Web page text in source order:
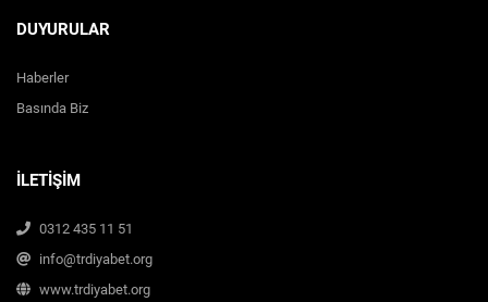
DUYURULAR
Haberler
Basında Biz
İLETİŞİM
0312 435 11 51
info@trdiyabet.org
www.trdiyabet.org